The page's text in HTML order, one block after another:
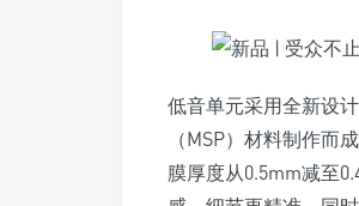
低音单元采用全新设
（MSP）材料制作
膜厚度从0.5mm减至